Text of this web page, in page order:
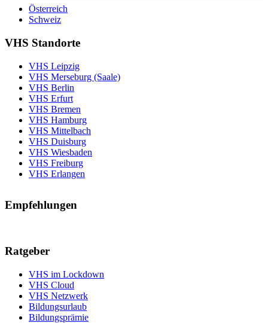
Österreich
Schweiz
VHS Standorte
VHS Leipzig
VHS Merseburg (Saale)
VHS Berlin
VHS Erfurt
VHS Bremen
VHS Hamburg
VHS Mittelbach
VHS Duisburg
VHS Wiesbaden
VHS Freiburg
VHS Erlangen
Empfehlungen
Ratgeber
VHS im Lockdown
VHS Cloud
VHS Netzwerk
Bildungsurlaub
Bildungsprämie